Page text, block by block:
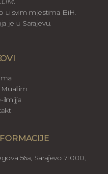
u svim mjestima BiH.
je u Sarajevu.
ilmijja
56a, Sarajevo 71000,